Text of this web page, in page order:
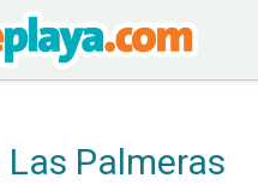
Las Palmeras